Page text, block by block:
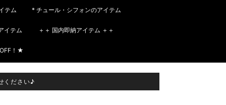
テム * チュール・シフォンのアイテム
イテム ＋＋ 国内即納アイテム ＋＋
！★
ください♪